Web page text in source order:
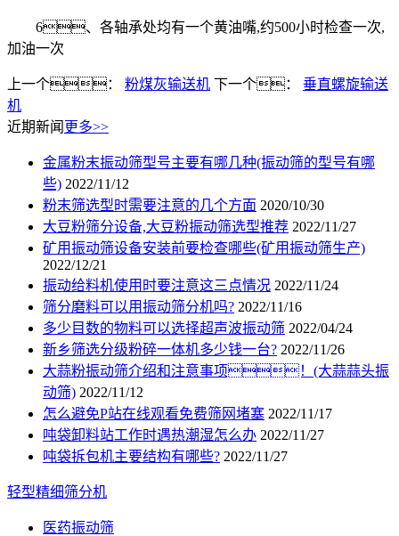
6、各轴承处均有一个黄油嘴,约500小时检查一次,
加油一次
上一个： 粉煤灰输送机 下一个： 垂直螺旋输送
机
近期新闻 更多>>
金属粉末振动筛型号主要有哪几种(振动筛的型号有哪
些) 2022/11/12
粉末筛选型时需要注意的几个方面 2020/10/30
大豆粉筛分设备,大豆粉振动筛选型推荐 2022/11/27
矿用振动筛设备安装前要检查哪些(矿用振动筛生产)
2022/12/21
振动给料机使用时要注意这三点情况 2022/11/24
筛分磨料可以用振动筛分机吗? 2022/11/16
多少目数的物料可以选择超声波振动筛 2022/04/24
新乡筛选分级粉碎一体机多少钱一台? 2022/11/26
大蒜粉振动筛介绍和注意事项！(大蒜蒜头振
动筛) 2022/11/12
怎么避免P站在线观看免费筛网堵塞 2022/11/17
吨袋卸料站工作时遇热潮湿怎么办 2022/11/27
吨袋拆包机主要结构有哪些? 2022/11/27
轻型精细筛分机
医药振动筛